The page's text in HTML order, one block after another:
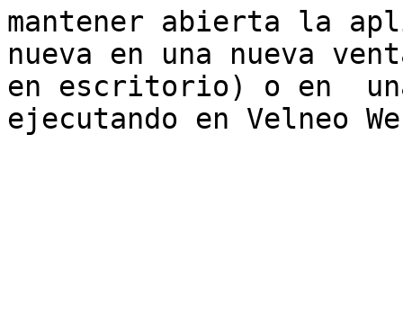
mantener abierta la
nueva en una nueva
en escritorio) o en